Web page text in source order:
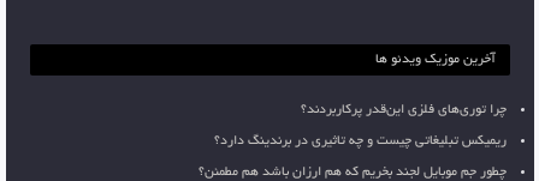
آخرین موزیک ویدئو ها
چرا توری‌های فلزی این‌قدر پرکاربردند؟
ریمیکس تبلیغاتی چیست و چه تاثیری در برندینگ دارد؟
چطور جم موبایل لجند بخریم که هم ارزان باشد هم مطمئن؟